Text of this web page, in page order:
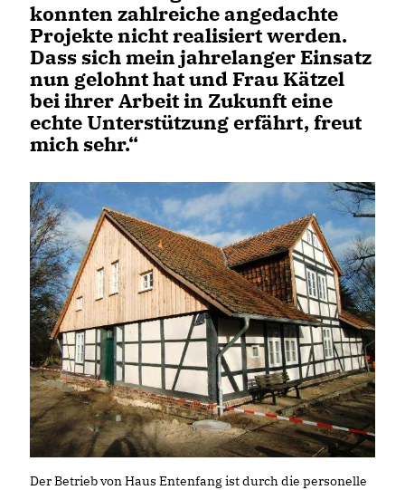
konnten zahlreiche angedachte
Projekte nicht realisiert werden.
Dass sich mein jahrelanger Einsatz
nun gelohnt hat und Frau Kätzel
bei ihrer Arbeit in Zukunft eine
echte Unterstützung erfährt, freut
mich sehr.“
Der Betrieb von Haus Entenfang ist durch die personelle